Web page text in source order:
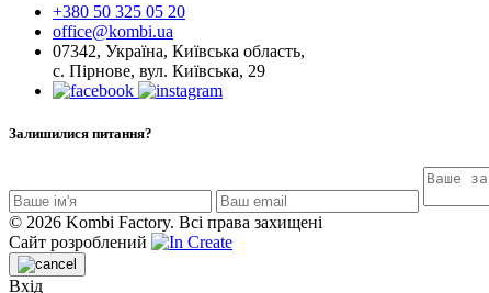
+380 50 325 05 20
office@kombi.ua
07342, Україна, Київська область,
с. Пірнове, вул. Київська, 29
Залишилися питання?
© 2026 Kombi Factory. Всі права захищені
Cайт розроблений
Вхід